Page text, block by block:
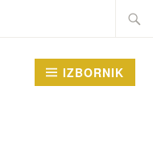
Traži:
IZBORNIK